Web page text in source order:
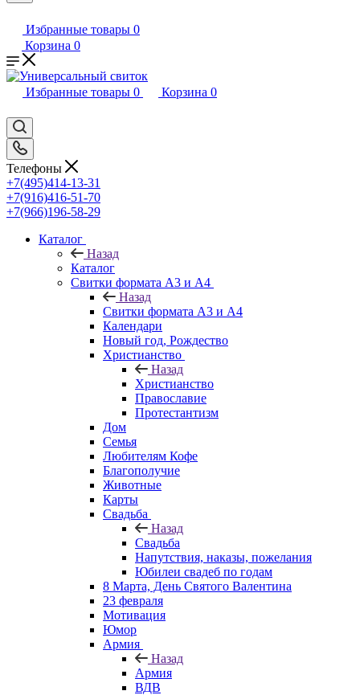
Избранные товары 0
Корзина 0
Избранные товары 0 Корзина 0
Телефоны
+7(495)414-13-31
+7(916)416-51-70
+7(966)196-58-29
Каталог
Назад
Каталог
Свитки формата А3 и А4
Назад
Свитки формата А3 и А4
Календари
Новый год, Рождество
Христианство
Назад
Христианство
Православие
Протестантизм
Дом
Семья
Любителям Кофе
Благополучие
Животные
Карты
Свадьба
Назад
Свадьба
Напутствия, наказы, пожелания
Юбилеи свадеб по годам
8 Марта, День Святого Валентина
23 февраля
Мотивация
Юмор
Армия
Назад
Армия
ВДВ